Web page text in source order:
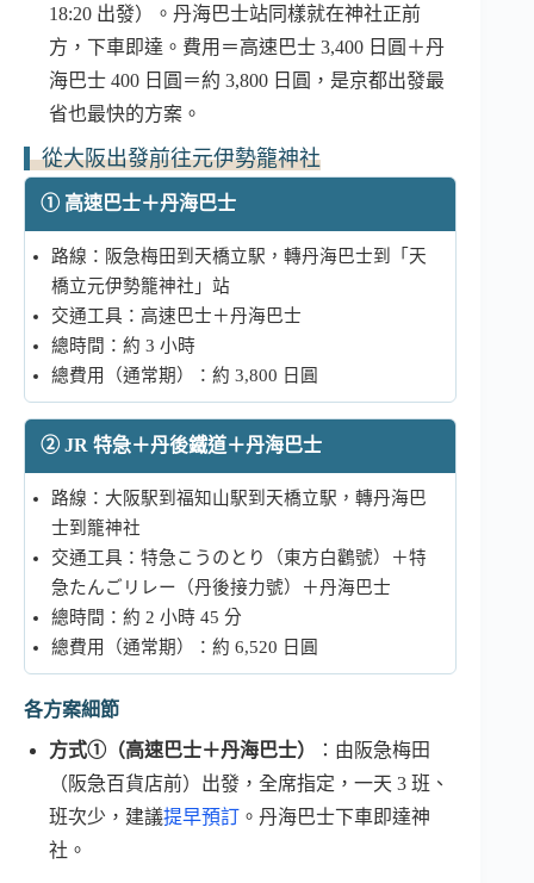
18:20 出發）。丹海巴士站同樣就在神社正前
方，下車即達。費用＝高速巴士 3,400 日圓＋丹
海巴士 400 日圓＝約 3,800 日圓，是京都出發最
省也最快的方案。
從大阪出發前往元伊勢籠神社
① 高速巴士＋丹海巴士
路線：阪急梅田到天橋立駅，轉丹海巴士到「天
橋立元伊勢籠神社」站
交通工具：高速巴士＋丹海巴士
總時間：約 3 小時
總費用（通常期）：約 3,800 日圓
② JR 特急＋丹後鐵道＋丹海巴士
路線：大阪駅到福知山駅到天橋立駅，轉丹海巴
士到籠神社
交通工具：特急こうのとり（東方白鸛號）＋特
急たんごリレー（丹後接力號）＋丹海巴士
總時間：約 2 小時 45 分
總費用（通常期）：約 6,520 日圓
各方案細節
方式①（高速巴士＋丹海巴士）
：由阪急梅田
（阪急百貨店前）出發，全席指定，一天 3 班、
班次少，建議提早預訂。丹海巴士下車即達神
社。